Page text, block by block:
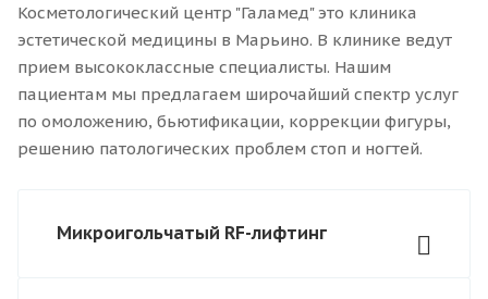
Косметологический центр "Галамед" это клиника
эстетической медицины в Марьино. В клинике ведут
прием высококлассные специалисты. Нашим
пациентам мы предлагаем широчайший спектр услуг
по омоложению, бьютификации, коррекции фигуры,
решению патологических проблем стоп и ногтей.
Микроигольчатый RF-лифтинг